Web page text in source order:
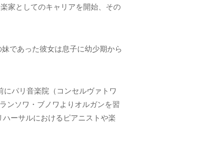
家としてのキャリアを開始、その
であった彼女は息子に幼少期から
にパリ音楽院（コンセルヴァトワ
ンソワ・ブノワよりオルガンを習
ーサルにおけるピアニストや楽